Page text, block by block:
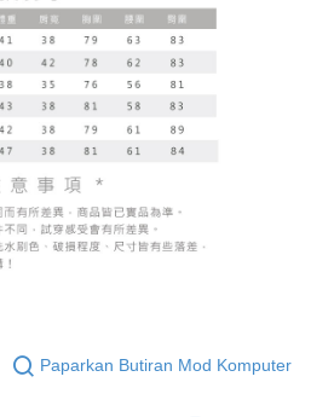
Paparkan Butiran Mod Komputer